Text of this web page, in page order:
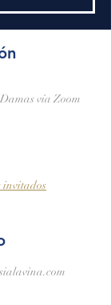
vía Zoom
invitados